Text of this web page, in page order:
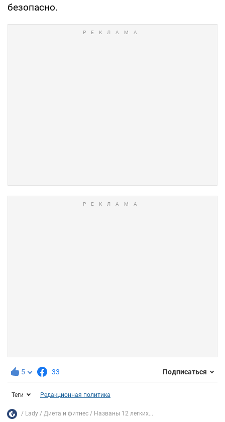
безопасно.
5 33 Подписаться
Теги Редакционная политика
Lady Диета и фитнес Названы 12 легких...